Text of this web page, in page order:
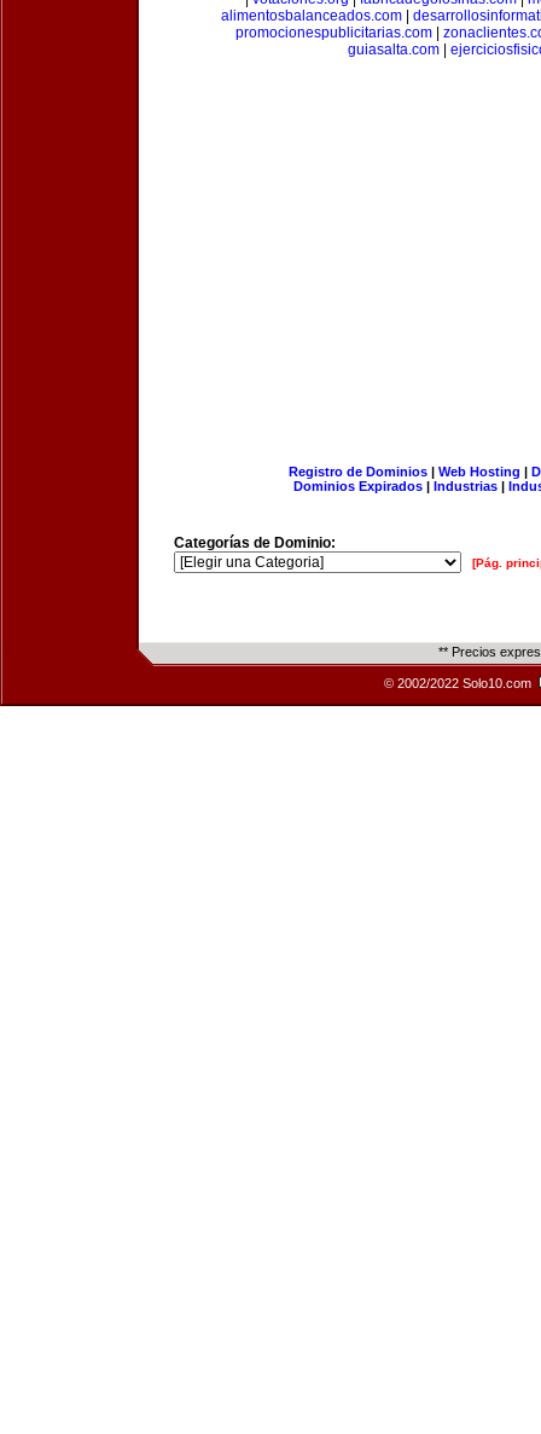
alimentosbalanceados.com
promocionespublicitarias.com|
guiasalta.com|
Registro de Dominios| Web Hosting |
Dominios Expirados | Industrias |
Categorías de Dominio:
[Pág.
** Precios
© 2002/2022 Solo10.com